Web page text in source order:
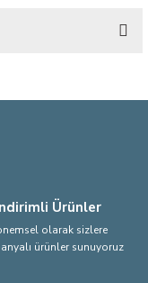
Ürünler
olarak sizlere
ürünler sunuyoruz